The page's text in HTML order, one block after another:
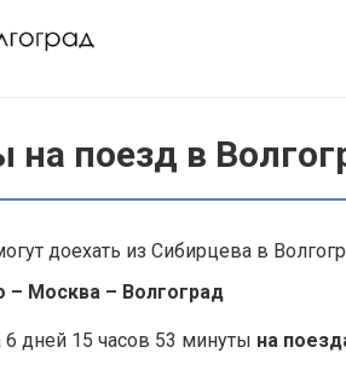
на поезд в
доехать из Сибирцева в
– Москва – Волгоград
6 дней 15 часов 53 минуты на